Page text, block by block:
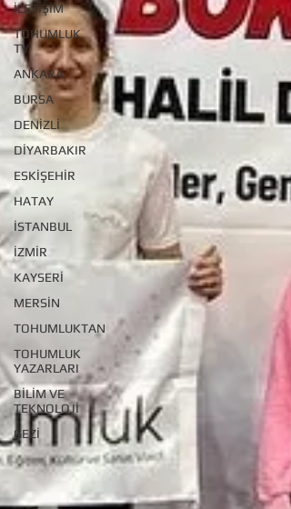
İLETİŞİM
TOHUMLUK
TV
ANKARA
BURSA
DENİZLİ
DİYARBAKIR
ESKİŞEHİR
HATAY
İSTANBUL
İZMİR
KAYSERİ
MERSİN
TOHUMLUKTAN
TOHUMLUK
YAZARLARI
BİLİM VE
TEKNOLOJİ
GEZİ